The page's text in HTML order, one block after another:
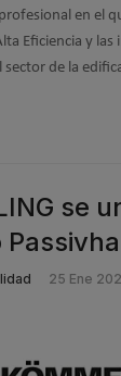
en el
Eficiencia y las
sector de la
se
25 Ene